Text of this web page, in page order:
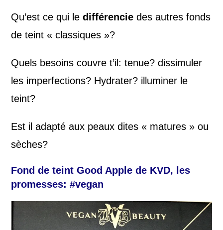
Qu’est ce qui ledifférenciedes autres fonds
de teint « classiques »?
Quels besoins couvre t’il: tenue? dissimuler
les imperfections? Hydrater? illuminer le
teint?
Est il adapté aux peaux dites « matures » ou
sèches?
Fond de teint Good Apple de KVD, les
promesses: #vegan